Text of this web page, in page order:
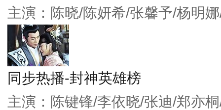
主演：陈晓/陈妍希/张馨予/杨明
同步热播-封神英雄榜
主演：陈键锋/李依晓/张迪/郑亦